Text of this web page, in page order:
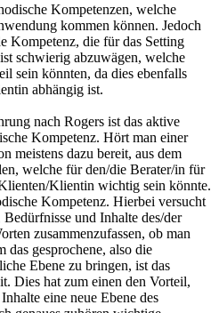
Kompetenzen, welche
kommen können. Jedoch
Kompetenz, die für das Setting
schwierig abzuwägen, welche
sein könnten, da dies ebenfalls
abhängig ist.
nach Rogers ist das aktive
Kompetenz. Hört man einer
meistens dazu bereit, aus dem
welche für den/die Berater/in für
Klientin wichtig sein könnte.
Kompetenz. Hierbei versucht
und Inhalte des/der
zusammenzufassen, ob man
das gesprochene, also die
Ebene zu bringen, ist das
Dies hat zum einen den Vorteil,
eine neue Ebene des